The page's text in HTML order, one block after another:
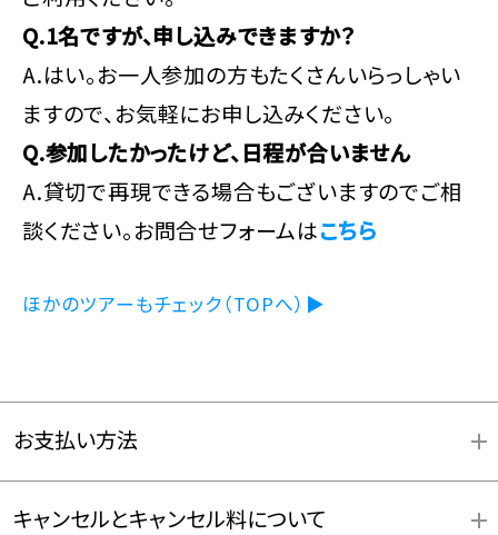
Q.1名ですが、申し込みできますか？
A.はい。お一人参加の方もたくさんいらっしゃい
ますので、お気軽にお申し込みください。
Q.参加したかったけど、日程が合いません
A.貸切で再現できる場合もございますのでご相
談ください。お問合せフォームはこちら
ほかのツアーもチェック（TOPへ）▶
お支払い方法
キャンセルとキャンセル料について